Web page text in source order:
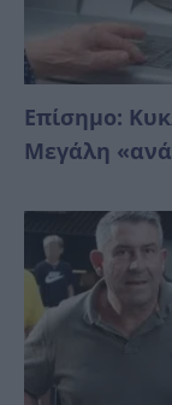
Επίσημο:
Μεγάλη